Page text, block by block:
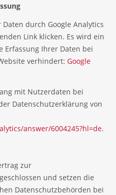
durch Google Analytics
Link klicken. Es wird ein
Erfassung Ihrer Daten bei
verhindert: Google
mit Nutzerdaten bei
Datenschutzerklärung von
answer/6004245?hl=de.
zur
und setzen die
Datenschutzbehörden bei